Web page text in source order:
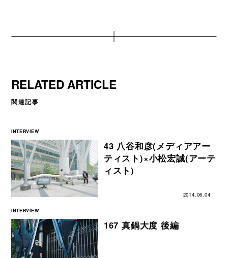
RELATED ARTICLE
関連記事
INTERVIEW
43 八谷和彦(メディアアー
ティスト)×小松宏誠(アーテ
ィスト)
2014.06.04
INTERVIEW
167 真鍋大度 後編